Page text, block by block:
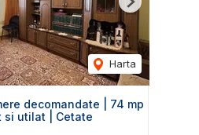
Harta
Next
decomandate | 74 mp
si utilat | Cetate